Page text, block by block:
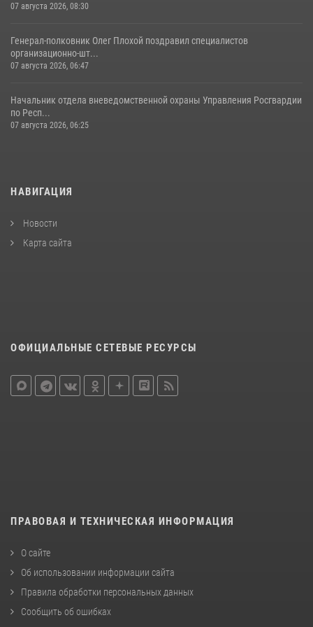
07 августа 2026, 08:30
Генерал-полковник Олег Плохой поздравил специалистов
организационно-шт...
07 августа 2026, 06:47
Начальник отдела вневедомственной охраны Управления Росгвардии
по Респ...
07 августа 2026, 06:25
НАВИГАЦИЯ
Новости
Карта сайта
ОФИЦИАЛЬНЫЕ СЕТЕВЫЕ РЕСУРСЫ
ПРАВОВАЯ И ТЕХНИЧЕСКАЯ ИНФОРМАЦИЯ
О сайте
Об использовании информации сайта
Правила обработки персональных данных
Сообщить об ошибках